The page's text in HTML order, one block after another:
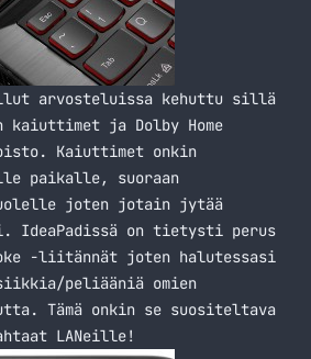
arvosteluissa kehuttu sillä
kaiuttimet ja Dolby Home
Kaiuttimet onkin
paikalle, suoraan
joten jotain jytää
IdeaPadissä on tietysti perus
-liitännät joten halutessasi
peliääniä omien
Tämä onkin se suositeltava
LANeille!